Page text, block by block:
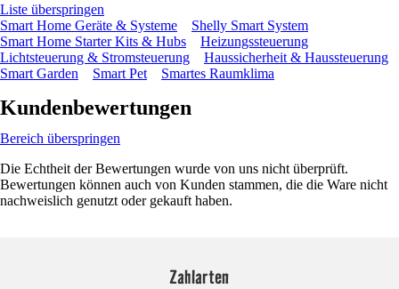
Liste überspringen
Smart Home Geräte & Systeme
Shelly Smart System
Smart Home Starter Kits & Hubs
Heizungssteuerung
Lichtsteuerung & Stromsteuerung
Haussicherheit & Haussteuerung
Smart Garden
Smart Pet Smartes Raumklima
Kundenbewertungen
Bereich überspringen
Die Echtheit der Bewertungen wurde von uns nicht überprüft.
Bewertungen können auch von Kunden stammen, die die Ware nicht
nachweislich genutzt oder gekauft haben.
Zahlarten